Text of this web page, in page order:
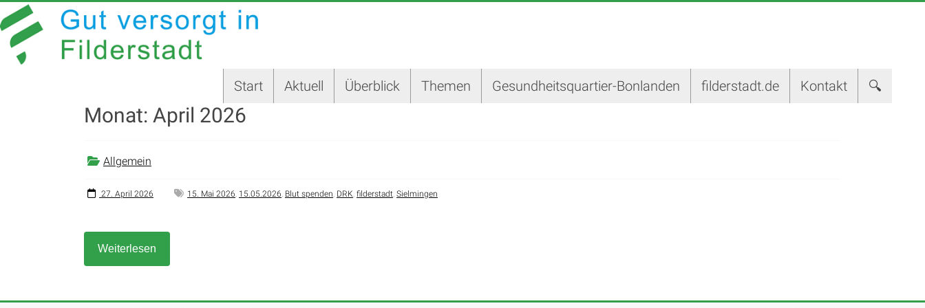
Zum
Inhalt
springen
GUT
VERSORGT
FILDERSTADT
Start Aktuell Überblick Themen Gesundheitsquartier-Bonlanden filderstadt.de Kontakt 🔍
Monat: April 2026
Allgemein
27. April 2026 15. Mai 2026, 15.05.2026, Blut spenden, DRK, filderstadt, Sielmingen
Weiterlesen